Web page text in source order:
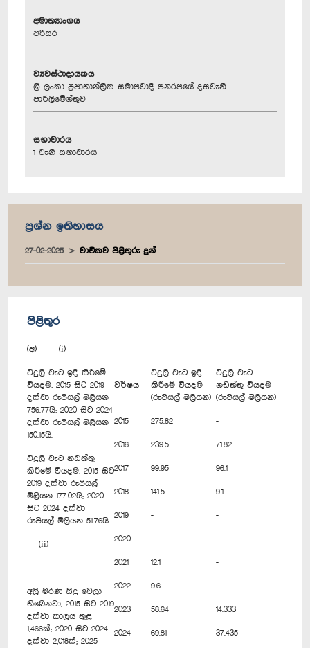
අමාත්‍යාංශය
පරිසර
ව්‍යවස්ථාදායකය
ශ්‍රී ලංකා ප්‍රජාතාන්ත්‍රික සමාජවාදී ජනරජයේ දසවැනි
පාර්ලිමේන්තුව
සභාවාරය
1 වැනි සභාවාරය
ප්‍රශ්න ඉතිහාසය
27-02-2025 වාචිකව පිළිතුරු දුන්
පිළිතුර
(අ) (i)
වර්ෂය
විදුලි වැට ඉදි
කිරීමේ වියදම
(රුපියල් මිලියන)
විදුලි වැට
නඩත්තු වියදම
(රුපියල් මිලියන)
2015 275.82 -
2016 239.5 71.82
2017 99.95 96.1
2018 141.5 9.1
2019 - -
2020 - -
2021 12.1 -
2022 9.6 -
2023 58.64 14.333
2024 69.81 37.435
විදුලි වැට ඉදි කිරීමේ
වියදම, 2015 සිට 2019
දක්වා රුපියල් මිලියන
756.77යි; 2020 සිට 2024
දක්වා රුපියල් මිලියන
150.15යි.
විදුලි වැට නඩත්තු
කිරීමේ වියදම, 2015 සිට
2019 දක්වා රුපියල්
මිලියන 177.02යි; 2020
සිට 2024 දක්වා
රුපියල් මිලියන 51.76යි.
(ii)
අලි මරණ සිදු වෙලා
තිබෙනවා, 2015 සිට 2019
දක්වා කාලය තුළ
1,466ක්; 2020 සිට 2024
දක්වා 2,018ක්; 2025